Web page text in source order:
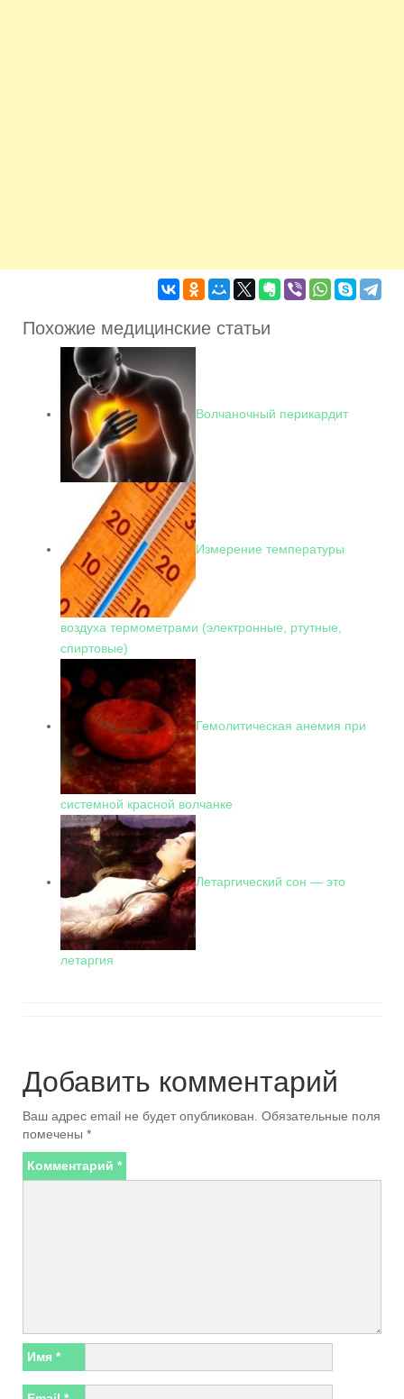
Похожие медицинские статьи
Волчаночный перикардит
Измерение температуры
воздуха термометрами (электронные, ртутные,
спиртовые)
Гемолитическая анемия при
системной красной волчанке
Летаргический сон — это
летаргия
Добавить комментарий
Ваш адрес email не будет опубликован. Обязательные поля
помечены *
Комментарий *
Имя *